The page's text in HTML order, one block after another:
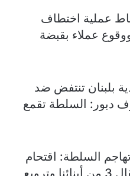
عملية اختطاف
عملاء بقبضة
بلبنان تنتفض ضد
دبور: السلطة تقمع
السلطة: اقتحام
منزل واعتقال 3 من أبنائنا وترويع